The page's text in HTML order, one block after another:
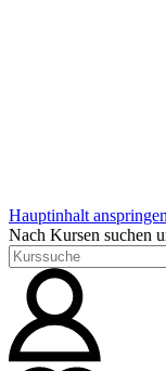
Hauptinhalt anspringen
Nach Kursen suchen